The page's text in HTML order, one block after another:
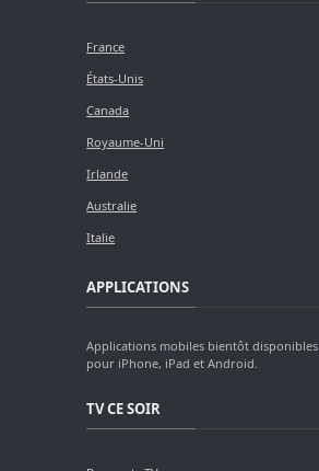
France
États-Unis
Canada
Royaume-Uni
Irlande
Australie
Italie
APPLICATIONS
Applications mobiles bientôt disponibles
pour iPhone, iPad et Android.
TV CE SOIR